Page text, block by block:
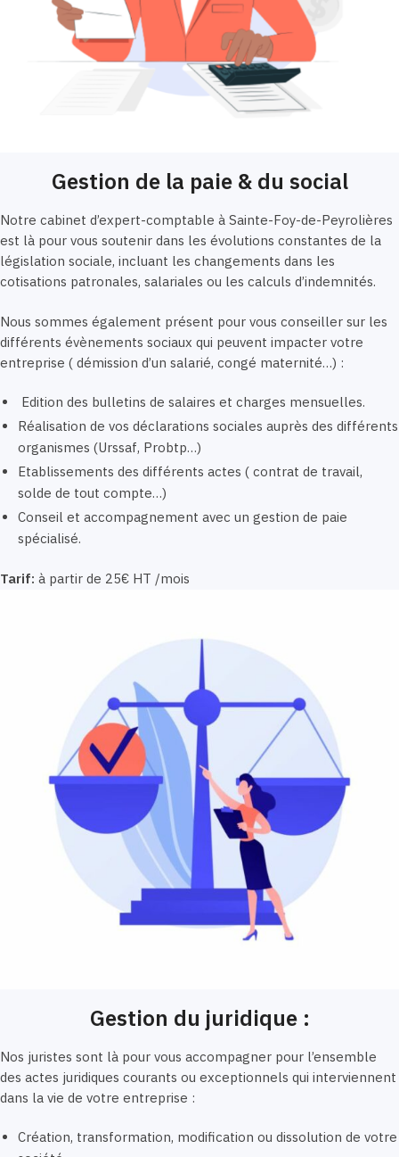
Gestion de la paie & du social
Notre cabinet d’expert-comptable à Sainte-Foy-de-Peyrolières
est là pour vous soutenir dans les évolutions constantes de la
législation sociale, incluant les changements dans les
cotisations patronales, salariales ou les calculs d’indemnités.
Nous sommes également présent pour vous conseiller sur les
différents évènements sociaux qui peuvent impacter votre
entreprise ( démission d’un salarié, congé maternité…) :
Edition des bulletins de salaires et charges mensuelles.
Réalisation de vos déclarations sociales auprès des différents
organismes (Urssaf, Probtp…)
Etablissements des différents actes ( contrat de travail,
solde de tout compte…)
Conseil et accompagnement avec un gestion de paie
spécialisé.
Tarif: à partir de 25€ HT /mois
Gestion du juridique :
Nos juristes sont là pour vous accompagner pour l’ensemble
des actes juridiques courants ou exceptionnels qui interviennent
dans la vie de votre entreprise :
Création, transformation, modification ou dissolution de votre